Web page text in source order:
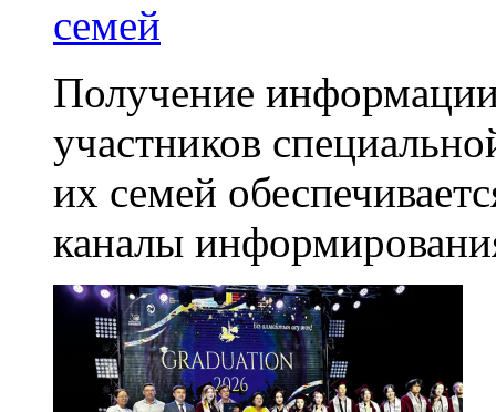
семей
Получение
участников
их семей
каналы